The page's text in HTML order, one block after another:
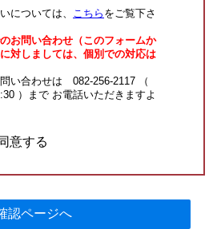
については、 こちら をご覧下さ
お問い合わせ（このフォームか
対しましては、個別での対応は
い合わせは 082-256-2117 （
）まで お電話いただきますよ
意する
認ページへ